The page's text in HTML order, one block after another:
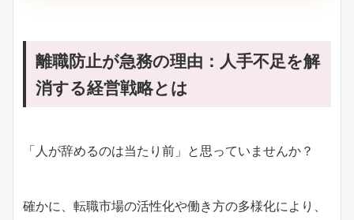
離職防止が急務の理由：人手不足を解
消する経営戦略とは
「人が辞めるのは当たり前」と思っていませんか？
確かに、転職市場の活性化や働き方の多様化により、